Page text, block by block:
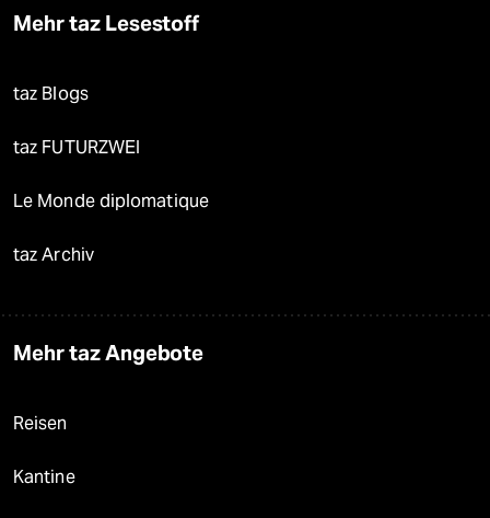
Mehr taz Lesestoff
taz Blogs
taz FUTURZWEI
Le Monde diplomatique
taz Archiv
Mehr taz Angebote
Reisen
Kantine